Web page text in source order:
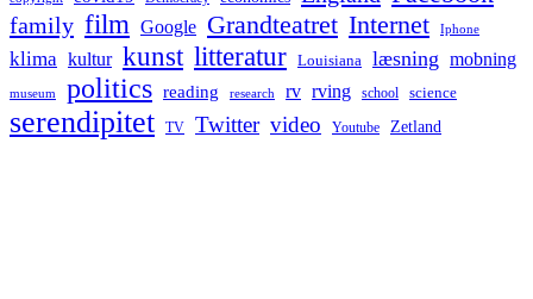
family film Google Grandteatret Internet Iphone
klima kultur kunst litteratur Louisiana læsning mobning
museum politics reading research rv rving school science
serendipitet TV Twitter video Youtube Zetland